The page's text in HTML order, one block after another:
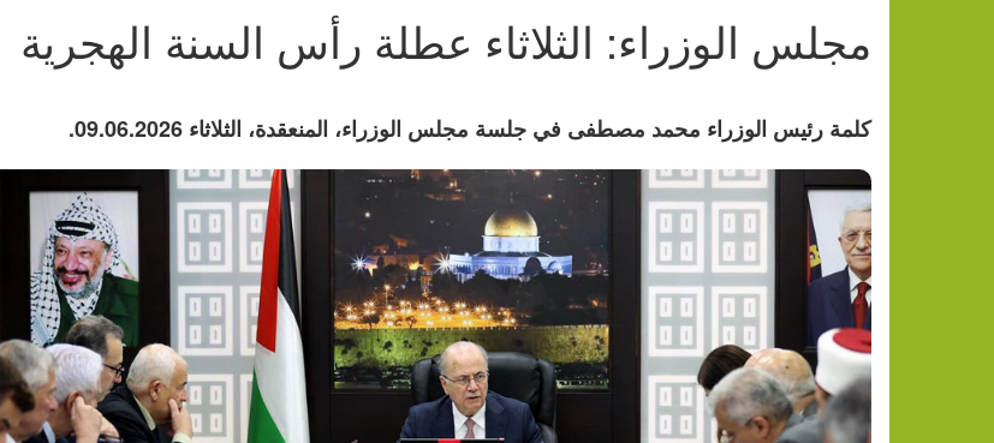
مجلس الوزراء: الثلاثاء عطلة رأس السنة الهجرية
كلمة رئيس الوزراء محمد مصطفى في جلسة مجلس الوزراء، المنعقدة، الثلاثاء 09.06.2026.